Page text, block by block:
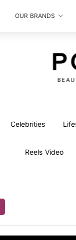
OUR BRANDS
Celebrities
Reels Video